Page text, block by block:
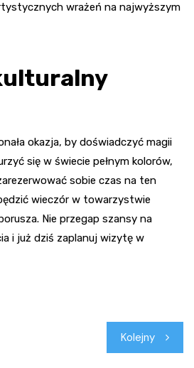
wrażeń na najwyższym
okazja, by doświadczyć magii
się w świecie pełnym kolorów,
sobie czas na ten
wieczór w towarzystwie
Nie przegap szansy na
i już dziś zaplanuj wizytę w
Kolejny